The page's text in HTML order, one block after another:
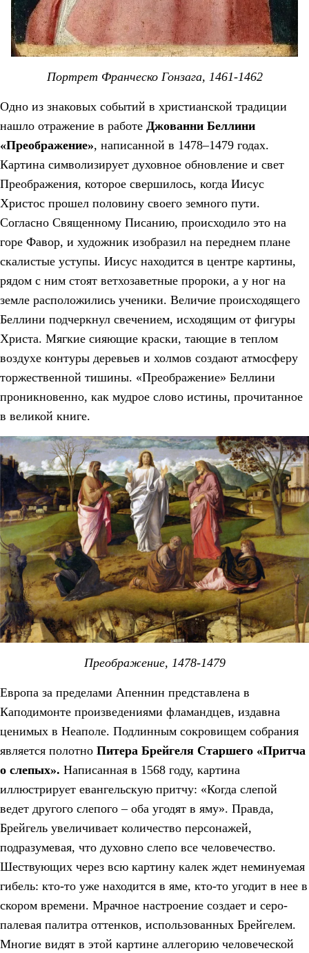
Портрет Франческо Гонзага, 1461-1462
Одно из знаковых событий в христианской традиции
нашло отражение в работе Джованни Беллини
«Преображение», написанной в 1478–1479 годах.
Картина символизирует духовное обновление и свет
Преображения, которое свершилось, когда Иисус
Христос прошел половину своего земного пути.
Согласно Священному Писанию, происходило это на
горе Фавор, и художник изобразил на переднем плане
скалистые уступы. Иисус находится в центре картины,
рядом с ним стоят ветхозаветные пророки, а у ног на
земле расположились ученики. Величие происходящего
Беллини подчеркнул свечением, исходящим от фигуры
Христа. Мягкие сияющие краски, тающие в теплом
воздухе контуры деревьев и холмов создают атмосферу
торжественной тишины. «Преображение» Беллини
проникновенно, как мудрое слово истины, прочитанное
в великой книге.
Преображение, 1478-1479
Европа за пределами Апеннин представлена в
Каподимонте произведениями фламандцев, издавна
ценимых в Неаполе. Подлинным сокровищем собрания
является полотно Питера Брейгеля Старшего «Притча
о слепых». Написанная в 1568 году, картина
иллюстрирует евангельскую притчу: «Когда слепой
ведет другого слепого – оба угодят в яму». Правда,
Брейгель увеличивает количество персонажей,
подразумевая, что духовно слепо все человечество.
Шествующих через всю картину калек ждет неминуемая
гибель: кто-то уже находится в яме, кто-то угодит в нее в
скором времени. Мрачное настроение создает и серо-
палевая палитра оттенков, использованных Брейгелем.
Многие видят в этой картине аллегорию человеческой